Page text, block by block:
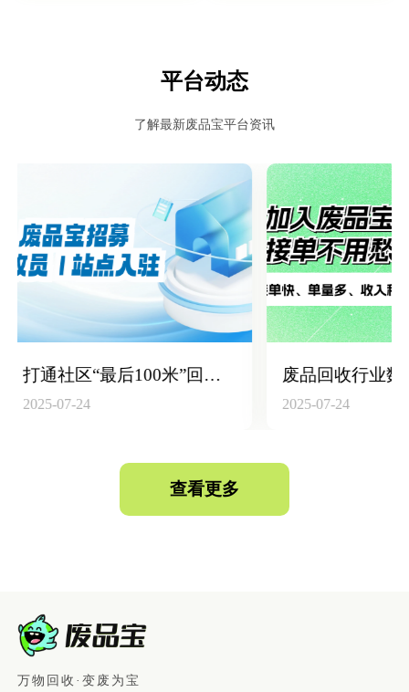
平台动态
了解最新废品宝平台资讯
2025-07-24 2025-07-24
查看更多
万物回收·变废为宝